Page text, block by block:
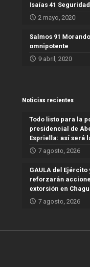
Isaías 41
2 mayo, 2020
Salmos 91
omnipotente
9 abril, 2020
Noticias recientes
Todo listo para la
presidencial de
Espriella: así será
7 agosto, 2026
GAULA del
reforzarán
extorsión en
7 agosto, 2026